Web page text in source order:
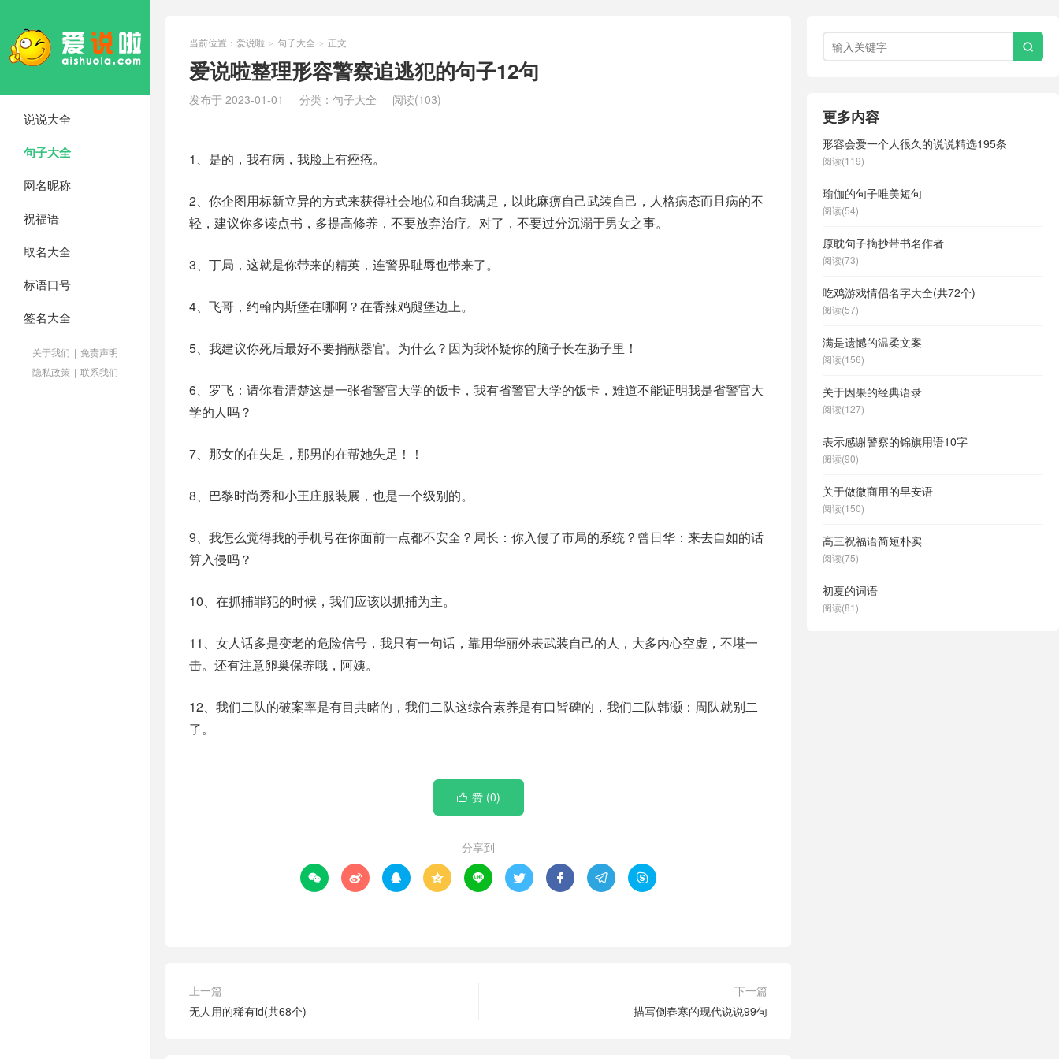
说说大全
句子大全
网名昵称
祝福语
取名大全
标语口号
签名大全
关于我们 | 免责声明
隐私政策 | 联系我们
当前位置： 爱说啦 > 句子大全 > 正文
爱说啦整理形容警察追逃犯的句子12句
发布于 2023-01-01 分类： 句子大全 阅读(103)
1、是的，我有病，我脸上有痤疮。
2、你企图用标新立异的方式来获得社会地位和自我满足，以此麻痹自己武装自己，人格病态而且病的不
轻，建议你多读点书，多提高修养，不要放弃治疗。对了，不要过分沉溺于男女之事。
3、丁局，这就是你带来的精英，连警界耻辱也带来了。
4、飞哥，约翰内斯堡在哪啊？在香辣鸡腿堡边上。
5、我建议你死后最好不要捐献器官。为什么？因为我怀疑你的脑子长在肠子里！
6、罗飞：请你看清楚这是一张省警官大学的饭卡，我有省警官大学的饭卡，难道不能证明我是省警官大
学的人吗？
7、那女的在失足，那男的在帮她失足！！
8、巴黎时尚秀和小王庄服装展，也是一个级别的。
9、我怎么觉得我的手机号在你面前一点都不安全？局长：你入侵了市局的系统？曾日华：来去自如的话
算入侵吗？
10、在抓捕罪犯的时候，我们应该以抓捕为主。
11、女人话多是变老的危险信号，我只有一句话，靠用华丽外表武装自己的人，大多内心空虚，不堪一
击。还有注意卵巢保养哦，阿姨。
12、我们二队的破案率是有目共睹的，我们二队这综合素养是有口皆碑的，我们二队韩灏：周队就别二
了。
 赞 (0)
分享到
        
上一篇
无人用的稀有id(共68个)
下一篇
描写倒春寒的现代说说99句

更多内容
形容会爱一个人很久的说说精选195条
阅读(119)
瑜伽的句子唯美短句
阅读(54)
原耽句子摘抄带书名作者
阅读(73)
吃鸡游戏情侣名字大全(共72个)
阅读(57)
满是遗憾的温柔文案
阅读(156)
关于因果的经典语录
阅读(127)
表示感谢警察的锦旗用语10字
阅读(90)
关于做微商用的早安语
阅读(150)
高三祝福语简短朴实
阅读(75)
初夏的词语
阅读(81)